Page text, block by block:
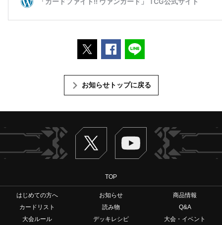
ポストするFacebookでシェアする
お知らせトップに戻る
Twitter ヴァンガードch
TOP
はじめての方へ お知らせ
商品情報
カードリスト
読み物
Q&A
大会ルール
デッキレシピ
大会・イベント